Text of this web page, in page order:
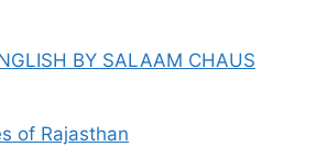
BY SALAAM CHAUS
of Rajasthan